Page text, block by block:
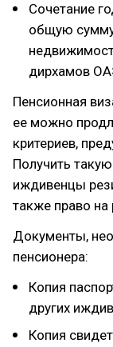
Сочетание
общую
дирхамов
Пенсионная
ее можно
критериев,
Получить
иждивенцы
также право на
Документы,
пенсионера:
Копия
других
Копия